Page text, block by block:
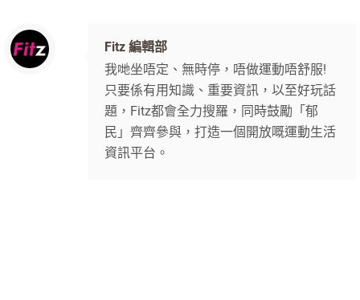
Fitz 編輯部
我哋坐唔定、無時停，唔做運動唔舒服!
只要係有用知識、重要資訊，以至好玩話
題，Fitz都會全力搜羅，同時鼓勵「郁
民」齊齊參與，打造一個開放嘅運動生活
資訊平台。